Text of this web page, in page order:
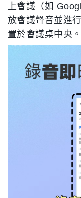
上會議（如
放會議聲音並進
置於會議桌中央。